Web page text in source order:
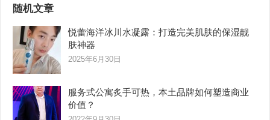
随机文章
悦蕾海洋冰川水凝露：打造完美肌肤的保湿靓
肤神器
2025年6月30日
服务式公寓炙手可热，本土品牌如何塑造商业
价值？